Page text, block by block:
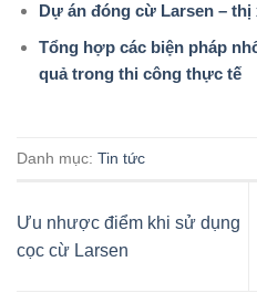
Dự án đóng cừ Larsen – thị
Tổng hợp các biện pháp
quả trong thi công thực tế
Danh mục: Tin tức
Ưu nhược điểm khi sử dụng
cọc cừ Larsen